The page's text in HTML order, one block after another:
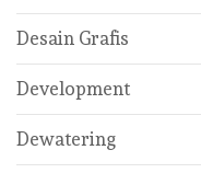
Desain Grafis
Development
Dewatering